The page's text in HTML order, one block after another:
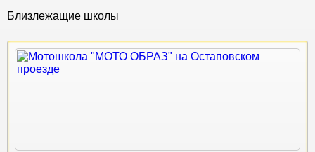
Близлежащие школы